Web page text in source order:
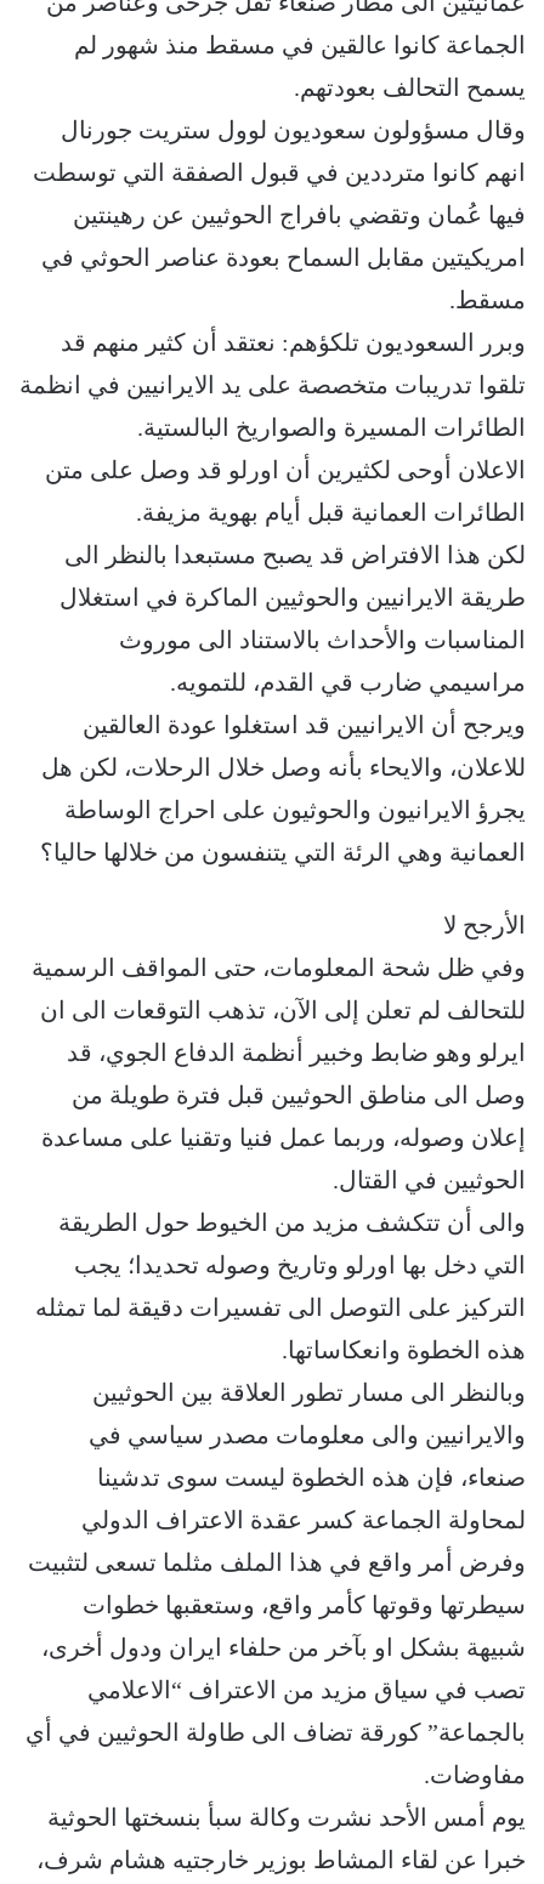
الجماعة كانوا عالقين في مسقط منذ شهور لم
يسمح التحالف بعودتهم.
وقال مسؤولون سعوديون لوول ستريت جورنال
انهم كانوا مترددين في قبول الصفقة التي توسطت
فيها عُمان وتقضي بافراج الحوثيين عن رهينتين
امريكيتين مقابل السماح بعودة عناصر الحوثي في
مسقط.
وبرر السعوديون تلكؤهم: نعتقد أن كثير منهم قد
تلقوا تدريبات متخصصة على يد الايرانيين في انظمة
الطائرات المسيرة والصواريخ البالستية.
الاعلان أوحى لكثيرين أن اورلو قد وصل على متن
الطائرات العمانية قبل أيام بهوية مزيفة.
لكن هذا الافتراض قد يصبح مستبعدا بالنظر الى
طريقة الايرانيين والحوثيين الماكرة في استغلال
المناسبات والأحداث بالاستناد الى موروث
مراسيمي ضارب قي القدم، للتمويه.
ويرجح أن الايرانيين قد استغلوا عودة العالقين
للاعلان، والايحاء بأنه وصل خلال الرحلات، لكن هل
يجرؤ الايرانيون والحوثيون على احراج الوساطة
العمانية وهي الرئة التي يتنفسون من خلالها حاليا؟
الأرجح لا
وفي ظل شحة المعلومات، حتى المواقف الرسمية
للتحالف لم تعلن إلى الآن، تذهب التوقعات الى ان
ايرلو وهو ضابط وخبير أنظمة الدفاع الجوي، قد
وصل الى مناطق الحوثيين قبل فترة طويلة من
إعلان وصوله، وربما عمل فنيا وتقنيا على مساعدة
الحوثيين في القتال.
والى أن تتكشف مزيد من الخيوط حول الطريقة
التي دخل بها اورلو وتاريخ وصوله تحديدا؛ يجب
التركيز على التوصل الى تفسيرات دقيقة لما تمثله
هذه الخطوة وانعكاساتها.
وبالنظر الى مسار تطور العلاقة بين الحوثيين
والايرانيين والى معلومات مصدر سياسي في
صنعاء، فإن هذه الخطوة ليست سوى تدشينا
لمحاولة الجماعة كسر عقدة الاعتراف الدولي
وفرض أمر واقع في هذا الملف مثلما تسعى لتثبيت
سيطرتها وقوتها كأمر واقع، وستعقبها خطوات
شبيهة بشكل او بآخر من حلفاء ايران ودول أخرى،
تصب في سياق مزيد من الاعتراف “الاعلامي
بالجماعة” كورقة تضاف الى طاولة الحوثيين في أي
مفاوضات.
يوم أمس الأحد نشرت وكالة سبأ بنسختها الحوثية
خبرا عن لقاء المشاط بوزير خارجتيه هشام شرف،